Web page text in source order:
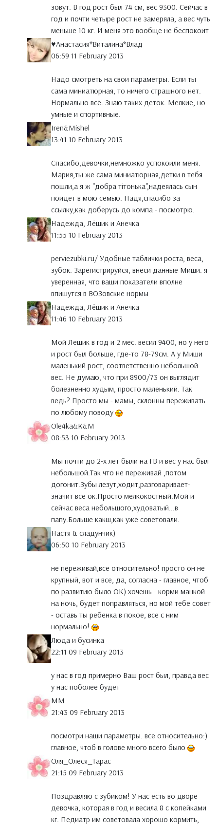
зовут. В год рост был 74 см, вес 9300. Сейчас в
год и почти четыре рост не замеряла, а вес чуть
меньше 10 кг. И меня это вообще не беспокоит
♥Анастасия*Виталина*Влад
06:59 11 February 2013
Надо смотреть на свои параметры. Если ты
сама миниатюрная, то ничего страшного нет.
Нормально всё. Знаю таких деток. Мелкие, но
умные и спортивные.
Iren&Mishel
13:41 10 February 2013
Спасибо,девочки,немножко успокоили меня.
Мария,ты же сама миниатюрная,детки в тебя
пошли,а я ж "добра тiтонька",надеялась сын
пойдет в мою семью. Надя,спасибо за
ссылку,как доберусь до компа - посмотрю.
Надежда, Лёшик и Анечка
11:55 10 February 2013
perviezubki.ru/ Удобные таблички роста, веса,
зубок. Зарегистрируйся, внеси данные Миши. я
уверенная, что ваши показатели вполне
впишутся в ВОЗовские нормы
Надежда, Лёшик и Анечка
11:46 10 February 2013
Мой Лешик в год и 2 мес. весил 9400, но у него
и рост был больше, где-то 78-79см. А у Миши
маленький рост, соответственно небольшой
вес. Не думаю, что при 8900/73 он выглядит
болезненно худым, просто маленький. Так
ведь? Просто мы - мамы, склонны переживать
по любому поводу
Ole4ka&K&M
08:53 10 February 2013
Мы почти до 2-х лет были на ГВ и вес у нас был
небольшой.Так что не переживай ,потом
догонит.Зубы лезут,ходит,разговаривает-
значит все ок.Просто мелкокостный.Мой и
сейчас веса небольшого,худоватый...в
папу.Больше какш,как уже советовали.
Настя & сладунчик)
06:50 10 February 2013
не переживай,все относительно! просто он не
крупный, вот и все, да, согласна - главное, чтоб
по развитию было ОК) хочешь - корми манкой
на ночь, будет поправляться, но мой тебе совет
- оставь ты ребенка в покое, все с ним
нормально!
Люда и бусинка
22:11 09 February 2013
у нас в год примерно Ваш рост был, правда вес
у нас поболее будет
MM
21:43 09 February 2013
посмотри наши параметры. все относительно:)
главное, чтоб в голове много всего было
Оля_Олеся_Тарас
21:15 09 February 2013
Поздравляю с зубиком! У нас есть во дворе
девочка, которая в год и весила 8 с копейками
кг. Педиатр им советовала хорошо кормить,